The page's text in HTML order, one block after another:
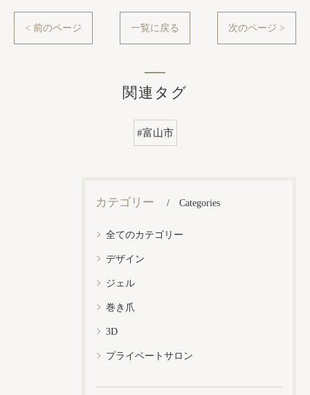
< 前のページ 一覧に戻る 次のページ >
関連タグ
#富山市
カテゴリー Categories
全てのカテゴリー
デザイン
ジェル
巻き爪
3D
プライベートサロン